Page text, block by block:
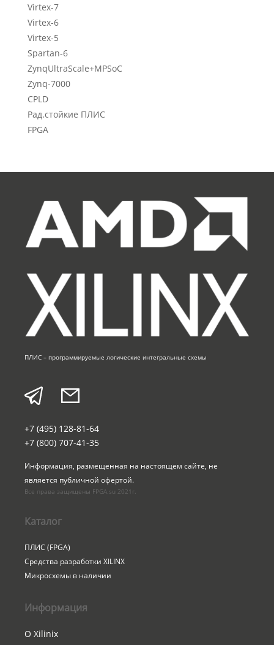
Virtex-7
Virtex-6
Virtex-5
Spartan-6
ZynqUltraScale+MPSoC
Zynq-7000
CPLD
Рад.стойкие ПЛИС
FPGA
ПЛИС – программируемые логические интегральные схемы
+7 (495) 128-81-64
+7 (800) 707-41-35
Информация, размещенная на настоящем сайте, не
является публичной офертой.
Все права защищены FPGA.su 2021г.
Каталог
ПЛИС (FPGA)
Средства разработки XILINX
Микросхемы в наличии
Информация
О Xilinix